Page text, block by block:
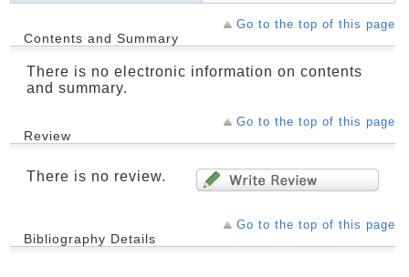
Go to the top of this page
Contents and Summary
There is no electronic information on contents
and summary.
Go to the top of this page
Review
There is no review.
Go to the top of this page
Bibliography Details